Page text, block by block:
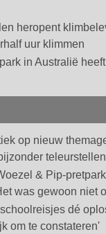
heropent
uur klimmen
in Australië
op nieuw
& Pip-
was gewoon niet
dé
om te constateren'